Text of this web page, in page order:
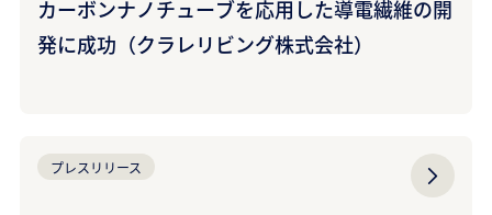
カーボンナノチューブを応用した導電繊維の開
発に成功（クラレリビング株式会社）
プレスリリース